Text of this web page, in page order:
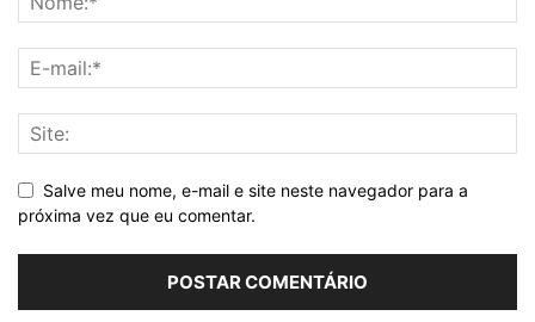
Salve meu nome, e-mail e site neste navegador para a
próxima vez que eu comentar.